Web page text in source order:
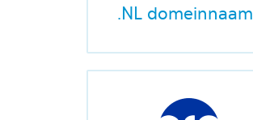
.NL domeinnaam